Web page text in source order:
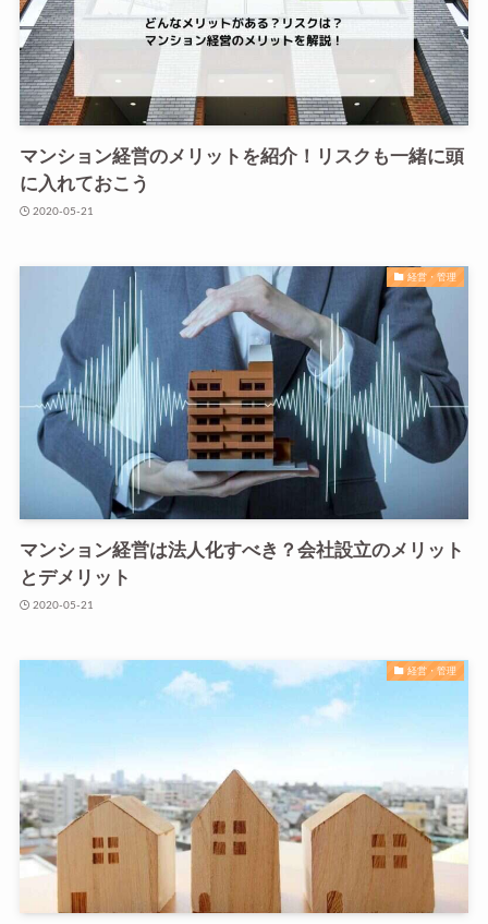
マンション経営のメリットを紹介！リスクも一緒に頭
に入れておこう
2020-05-21
経営・管理
マンション経営は法人化すべき？会社設立のメリット
とデメリット
2020-05-21
経営・管理